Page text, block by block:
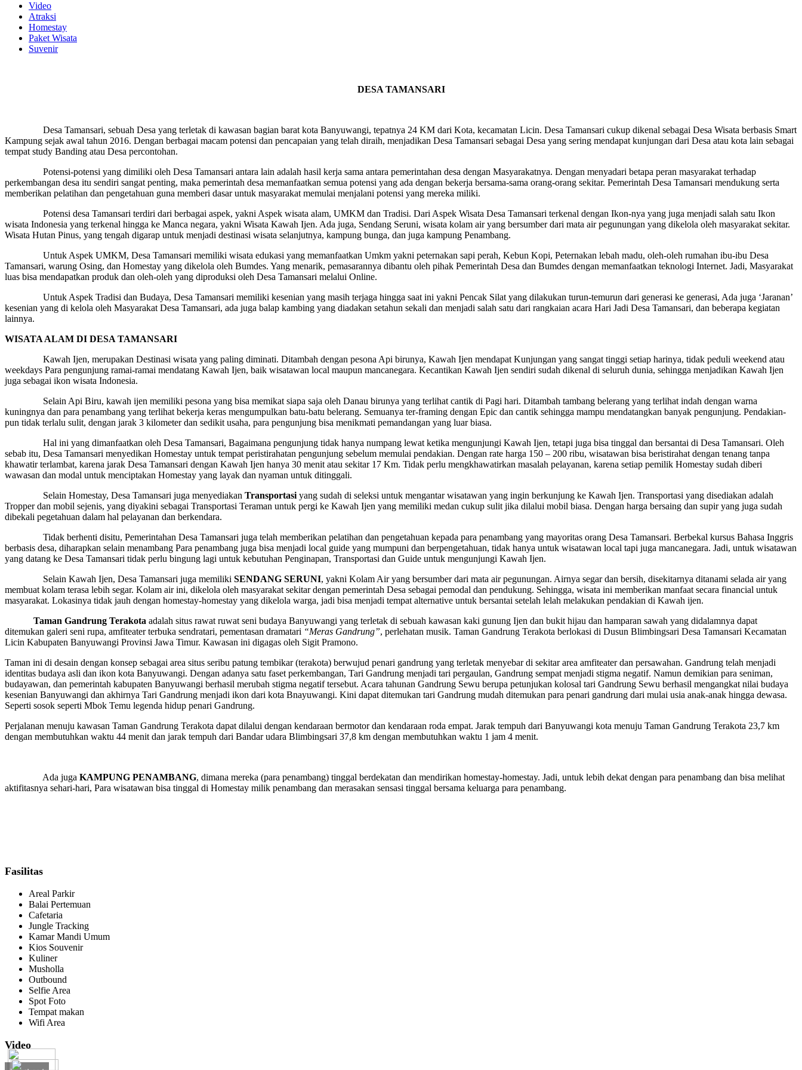
Video
Atraksi
Homestay
Paket Wisata
Suvenir
DESA TAMANSARI
Desa Tamansari, sebuah Desa yang terletak di kawasan bagian barat kota Banyuwangi, tepatnya 24 KM dari Kota, kecamatan Licin. Desa Tamansari cukup dikenal sebagai Desa Wisata berbasis Smart
Kampung sejak awal tahun 2016. Dengan berbagai macam potensi dan pencapaian yang telah diraih, menjadikan Desa Tamansari sebagai Desa yang sering mendapat kunjungan dari Desa atau kota lain sebagai
tempat study Banding atau Desa percontohan.
Potensi-potensi yang dimiliki oleh Desa Tamansari antara lain adalah hasil kerja sama antara pemerintahan desa dengan Masyarakatnya. Dengan menyadari betapa peran masyarakat terhadap
perkembangan desa itu sendiri sangat penting, maka pemerintah desa memanfaatkan semua potensi yang ada dengan bekerja bersama-sama orang-orang sekitar. Pemerintah Desa Tamansari mendukung serta
memberikan pelatihan dan pengetahuan guna memberi dasar untuk masyarakat memulai menjalani potensi yang mereka miliki.
Potensi desa Tamansari terdiri dari berbagai aspek, yakni Aspek wisata alam, UMKM dan Tradisi. Dari Aspek Wisata Desa Tamansari terkenal dengan Ikon-nya yang juga menjadi salah satu Ikon
wisata Indonesia yang terkenal hingga ke Manca negara, yakni Wisata Kawah Ijen. Ada juga, Sendang Seruni, wisata kolam air yang bersumber dari mata air pegunungan yang dikelola oleh masyarakat sekitar.
Wisata Hutan Pinus, yang tengah digarap untuk menjadi destinasi wisata selanjutnya, kampung bunga, dan juga kampung Penambang.
Untuk Aspek UMKM, Desa Tamansari memiliki wisata edukasi yang memanfaatkan Umkm yakni peternakan sapi perah, Kebun Kopi, Peternakan lebah madu, oleh-oleh rumahan ibu-ibu Desa
Tamansari, warung Osing, dan Homestay yang dikelola oleh Bumdes. Yang menarik, pemasarannya dibantu oleh pihak Pemerintah Desa dan Bumdes dengan memanfaatkan teknologi Internet. Jadi, Masyarakat
luas bisa mendapatkan produk dan oleh-oleh yang diproduksi oleh Desa Tamansari melalui Online.
Untuk Aspek Tradisi dan Budaya, Desa Tamansari memiliki kesenian yang masih terjaga hingga saat ini yakni Pencak Silat yang dilakukan turun-temurun dari generasi ke generasi, Ada juga ‘Jaranan’
kesenian yang di kelola oleh Masyarakat Desa Tamansari, ada juga balap kambing yang diadakan setahun sekali dan menjadi salah satu dari rangkaian acara Hari Jadi Desa Tamansari, dan beberapa kegiatan
lainnya.
WISATA ALAM DI DESA TAMANSARI
Kawah Ijen, merupakan Destinasi wisata yang paling diminati. Ditambah dengan pesona Api birunya, Kawah Ijen mendapat Kunjungan yang sangat tinggi setiap harinya, tidak peduli weekend atau
weekdays Para pengunjung ramai-ramai mendatang Kawah Ijen, baik wisatawan local maupun mancanegara. Kecantikan Kawah Ijen sendiri sudah dikenal di seluruh dunia, sehingga menjadikan Kawah Ijen
juga sebagai ikon wisata Indonesia.
Selain Api Biru, kawah ijen memiliki pesona yang bisa memikat siapa saja oleh Danau birunya yang terlihat cantik di Pagi hari. Ditambah tambang belerang yang terlihat indah dengan warna
kuningnya dan para penambang yang terlihat bekerja keras mengumpulkan batu-batu belerang. Semuanya ter-framing dengan Epic dan cantik sehingga mampu mendatangkan banyak pengunjung. Pendakian-
pun tidak terlalu sulit, dengan jarak 3 kilometer dan sedikit usaha, para pengunjung bisa menikmati pemandangan yang luar biasa.
Hal ini yang dimanfaatkan oleh Desa Tamansari, Bagaimana pengunjung tidak hanya numpang lewat ketika mengunjungi Kawah Ijen, tetapi juga bisa tinggal dan bersantai di Desa Tamansari. Oleh
sebab itu, Desa Tamansari menyedikan Homestay untuk tempat peristirahatan pengunjung sebelum memulai pendakian. Dengan rate harga 150 – 200 ribu, wisatawan bisa beristirahat dengan tenang tanpa
khawatir terlambat, karena jarak Desa Tamansari dengan Kawah Ijen hanya 30 menit atau sekitar 17 Km. Tidak perlu mengkhawatirkan masalah pelayanan, karena setiap pemilik Homestay sudah diberi
wawasan dan modal untuk menciptakan Homestay yang layak dan nyaman untuk ditinggali.
Selain Homestay, Desa Tamansari juga menyediakan Transportasi yang sudah di seleksi untuk mengantar wisatawan yang ingin berkunjung ke Kawah Ijen. Transportasi yang disediakan adalah
Tropper dan mobil sejenis, yang diyakini sebagai Transportasi Teraman untuk pergi ke Kawah Ijen yang memiliki medan cukup sulit jika dilalui mobil biasa. Dengan harga bersaing dan supir yang juga sudah
dibekali pegetahuan dalam hal pelayanan dan berkendara.
Tidak berhenti disitu, Pemerintahan Desa Tamansari juga telah memberikan pelatihan dan pengetahuan kepada para penambang yang mayoritas orang Desa Tamansari. Berbekal kursus Bahasa Inggris
berbasis desa, diharapkan selain menambang Para penambang juga bisa menjadi local guide yang mumpuni dan berpengetahuan, tidak hanya untuk wisatawan local tapi juga mancanegara. Jadi, untuk wisatawan
yang datang ke Desa Tamansari tidak perlu bingung lagi untuk kebutuhan Penginapan, Transportasi dan Guide untuk mengunjungi Kawah Ijen.
Selain Kawah Ijen, Desa Tamansari juga memiliki SENDANG SERUNI, yakni Kolam Air yang bersumber dari mata air pegunungan. Airnya segar dan bersih, disekitarnya ditanami selada air yang
membuat kolam terasa lebih segar. Kolam air ini, dikelola oleh masyarakat sekitar dengan pemerintah Desa sebagai pemodal dan pendukung. Sehingga, wisata ini memberikan manfaat secara financial untuk
masyarakat. Lokasinya tidak jauh dengan homestay-homestay yang dikelola warga, jadi bisa menjadi tempat alternative untuk bersantai setelah lelah melakukan pendakian di Kawah ijen.
Taman Gandrung Terakota adalah situs rawat ruwat seni budaya Banyuwangi yang terletak di sebuah kawasan kaki gunung Ijen dan bukit hijau dan hamparan sawah yang didalamnya dapat
ditemukan galeri seni rupa, amfiteater terbuka sendratari, pementasan dramatari “Meras Gandrung”, perlehatan musik. Taman Gandrung Terakota berlokasi di Dusun Blimbingsari Desa Tamansari Kecamatan
Licin Kabupaten Banyuwangi Provinsi Jawa Timur. Kawasan ini digagas oleh Sigit Pramono.
Taman ini di desain dengan konsep sebagai area situs seribu patung tembikar (terakota) berwujud penari gandrung yang terletak menyebar di sekitar area amfiteater dan persawahan. Gandrung telah menjadi
identitas budaya asli dan ikon kota Banyuwangi. Dengan adanya satu faset perkembangan, Tari Gandrung menjadi tari pergaulan, Gandrung sempat menjadi stigma negatif. Namun demikian para seniman,
budayawan, dan pemerintah kabupaten Banyuwangi berhasil merubah stigma negatif tersebut. Acara tahunan Gandrung Sewu berupa petunjukan kolosal tari Gandrung Sewu berhasil mengangkat nilai budaya
kesenian Banyuwangi dan akhirnya Tari Gandrung menjadi ikon dari kota Bnayuwangi. Kini dapat ditemukan tari Gandrung mudah ditemukan para penari gandrung dari mulai usia anak-anak hingga dewasa.
Seperti sosok seperti Mbok Temu legenda hidup penari Gandrung.
Perjalanan menuju kawasan Taman Gandrung Terakota dapat dilalui dengan kendaraan bermotor dan kendaraan roda empat. Jarak tempuh dari Banyuwangi kota menuju Taman Gandrung Terakota 23,7 km
dengan membutuhkan waktu 44 menit dan jarak tempuh dari Bandar udara Blimbingsari 37,8 km dengan membutuhkan waktu 1 jam 4 menit.
Ada juga KAMPUNG PENAMBANG, dimana mereka (para penambang) tinggal berdekatan dan mendirikan homestay-homestay. Jadi, untuk lebih dekat dengan para penambang dan bisa melihat
aktifitasnya sehari-hari, Para wisatawan bisa tinggal di Homestay milik penambang dan merasakan sensasi tinggal bersama keluarga para penambang.
Fasilitas
Areal Parkir
Balai Pertemuan
Cafetaria
Jungle Tracking
Kamar Mandi Umum
Kios Souvenir
Kuliner
Musholla
Outbound
Selfie Area
Spot Foto
Tempat makan
Wifi Area
Video